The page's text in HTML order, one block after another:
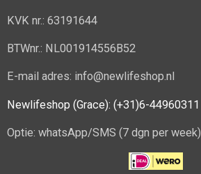
KVK nr.: 63191644
BTWnr.: NL001914556B52
E-mail adres: info@newlifeshop.nl
Newlifeshop (Grace): (+31)6-44960311
Optie: whatsApp/SMS (7 dgn per week)